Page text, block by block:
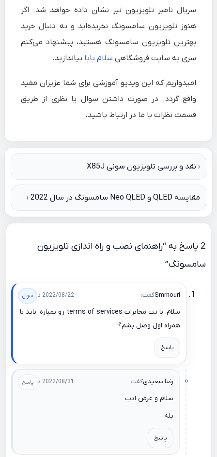
سریال نامبر تلویزیون نیز نشان داده خواهد شد. اگر
هنوز تلویزیون سامسونگ نخریده‌اید و به دنبال خرید
بهترین تلویزیون سامسونگ هستید، پیشنهاد می‌کنم
سری به سایت فروشگاهی سلام بابا بیاندازید.
امیدواریم که این ویدیو آموزشی برای شما عزیزان مفید
واقع گردد. در صورت داشتن سوال یا نظری از طریق
قسمت نظرات با ما در ارتباط باشید.
راهبری
نوشته
نقد و بررسی تلویزیون سونی X85J
مقایسه QLED و Neo QLED سامسونگ در سال 2022
2 پاسخ به “راهنمای نصب و راه اندازی تلویزیون‌
سامسونگ”
Smrnouriگفت: 2022/08/22 در 13:56
سلام، با نت مخابرات terms of services رو نمیاره، باید با
همراه اول وصل بشم؟
پاسخ
رضا سعیدیگفت: 2022/08/31 در 15:22
سلام و عرض ادب
بله
پاسخ